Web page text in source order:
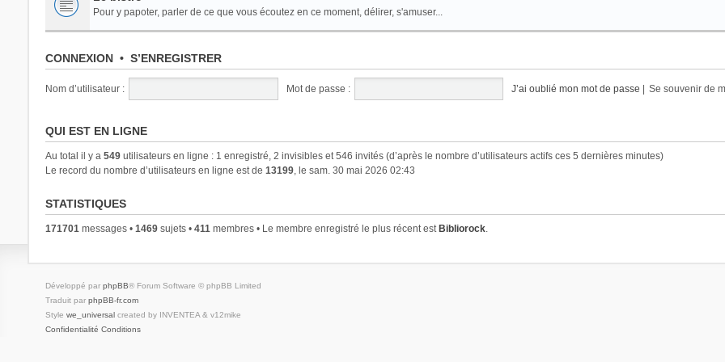
Pour y papoter, parler de ce que vous écoutez en ce moment, délirer, s'amuser...
CONNEXION• S’ENREGISTRER
Nom d’utilisateur : Mot de passe : J’ai oublié mon mot de passe Se souvenir de
QUI EST EN LIGNE
Au total il y a 549utilisateurs en ligne : 1 enregistré, 2 invisibles et 546 invités (d’après le nombre d’utilisateurs actifs ces 5 dernières minutes)
Le record du nombre d’utilisateurs en ligne est de 13199, le sam. 30 mai 2026 02:43
STATISTIQUES
171701messages • 1469sujets • 411membres • Le membre enregistré le plus récent est Bibliorock.
Développé par phpBB® Forum Software © phpBB Limited
Traduit par phpBB-fr.com
Style we_universalcreated by INVENTEA & v12mike
Confidentialité Conditions